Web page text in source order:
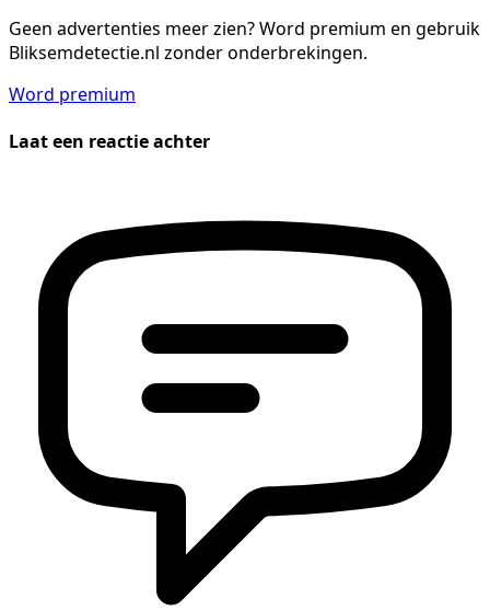
Geen advertenties meer zien?Word premium en gebruik
Bliksemdetectie.nl zonder onderbrekingen.
Word premium
Laat een reactie achter